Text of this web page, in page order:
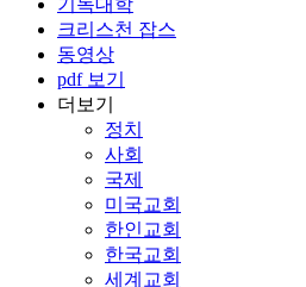
기독대학
크리스천 잡스
동영상
pdf 보기
더보기
정치
사회
국제
미국교회
한인교회
한국교회
세계교회